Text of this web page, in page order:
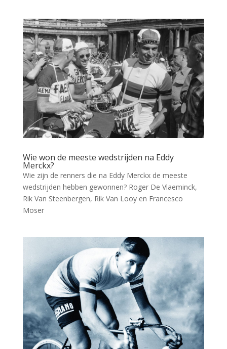
Wie won de meeste wedstrijden na Eddy
Merckx?
Wie zijn de renners die na Eddy Merckx de meeste
wedstrijden hebben gewonnen? Roger De Vlaeminck,
Rik Van Steenbergen, Rik Van Looy en Francesco
Moser